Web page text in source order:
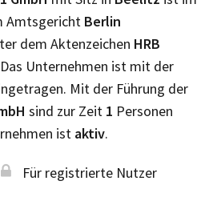
Amtsgericht Berlin
dem Aktenzeichen HRB
Unternehmen ist mit der
Mit der Führung der
sind zur Zeit 1 Personen
ist aktiv.
Für registrierte Nutzer